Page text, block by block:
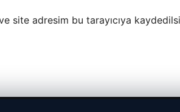
site adresim bu tarayıcıya